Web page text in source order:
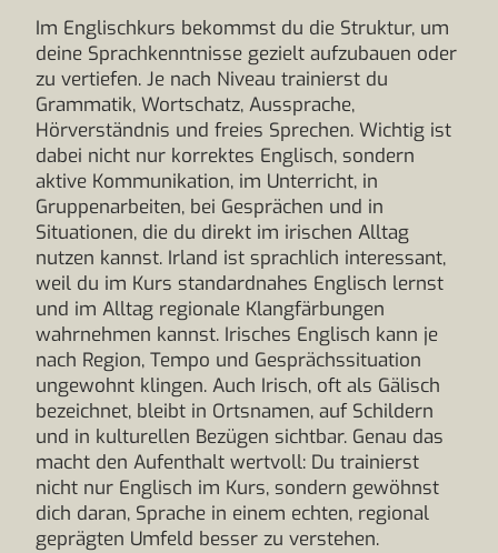
Im Englischkurs bekommst du die Struktur, um
deine Sprachkenntnisse gezielt aufzubauen oder
zu vertiefen. Je nach Niveau trainierst du
Grammatik, Wortschatz, Aussprache,
Hörverständnis und freies Sprechen. Wichtig ist
dabei nicht nur korrektes Englisch, sondern
aktive Kommunikation, im Unterricht, in
Gruppenarbeiten, bei Gesprächen und in
Situationen, die du direkt im irischen Alltag
nutzen kannst. Irland ist sprachlich interessant,
weil du im Kurs standardnahes Englisch lernst
und im Alltag regionale Klangfärbungen
wahrnehmen kannst. Irisches Englisch kann je
nach Region, Tempo und Gesprächssituation
ungewohnt klingen. Auch Irisch, oft als Gälisch
bezeichnet, bleibt in Ortsnamen, auf Schildern
und in kulturellen Bezügen sichtbar. Genau das
macht den Aufenthalt wertvoll: Du trainierst
nicht nur Englisch im Kurs, sondern gewöhnst
dich daran, Sprache in einem echten, regional
geprägten Umfeld besser zu verstehen.